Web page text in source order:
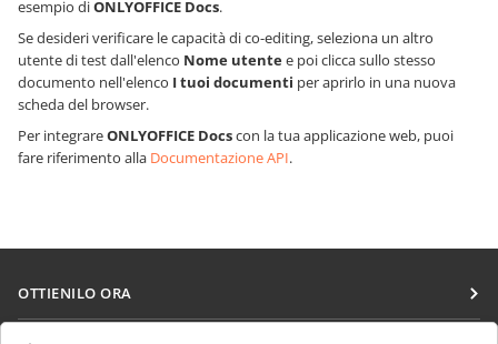
esempio diONLYOFFICE Docs.
Se desideri verificare le capacità di co-editing, seleziona un altro
utente di test dall'elenco Nome utentee poi clicca sullo stesso
documento nell'elenco I tuoi documenti per aprirlo in una nuova
scheda del browser.
Per integrareONLYOFFICE Docscon la tua applicazione web, puoi
fare riferimento alla Documentazione API.
OTTIENILO ORA
Docs